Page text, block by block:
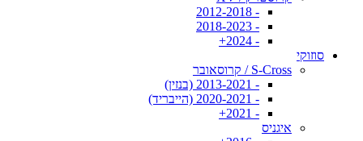
- 2012-2018
- 2018-2023
- 2024+
סוזוקי
S-Cross / קרוסאובר
- 2013-2021 (בנזין)
- 2020-2021 (הייבריד)
- 2021+
איגניס